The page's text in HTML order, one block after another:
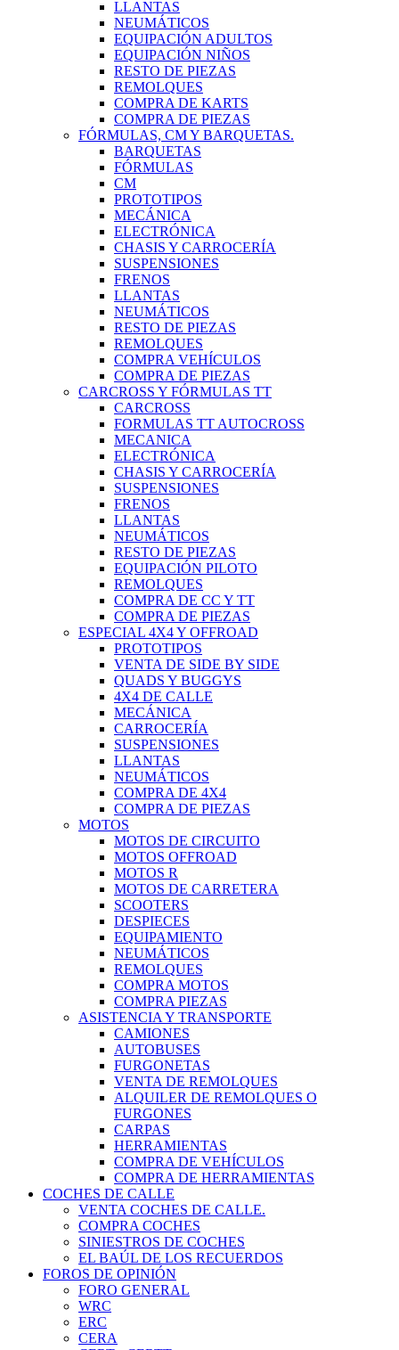
LLANTAS
NEUMÁTICOS
EQUIPACIÓN ADULTOS
EQUIPACIÓN NIÑOS
RESTO DE PIEZAS
REMOLQUES
COMPRA DE KARTS
COMPRA DE PIEZAS
FÓRMULAS, CM Y BARQUETAS.
BARQUETAS
FÓRMULAS
CM
PROTOTIPOS
MECÁNICA
ELECTRÓNICA
CHASIS Y CARROCERÍA
SUSPENSIONES
FRENOS
LLANTAS
NEUMÁTICOS
RESTO DE PIEZAS
REMOLQUES
COMPRA VEHÍCULOS
COMPRA DE PIEZAS
CARCROSS Y FÓRMULAS TT
CARCROSS
FORMULAS TT AUTOCROSS
MECANICA
ELECTRÓNICA
CHASIS Y CARROCERÍA
SUSPENSIONES
FRENOS
LLANTAS
NEUMÁTICOS
RESTO DE PIEZAS
EQUIPACIÓN PILOTO
REMOLQUES
COMPRA DE CC Y TT
COMPRA DE PIEZAS
ESPECIAL 4X4 Y OFFROAD
PROTOTIPOS
VENTA DE SIDE BY SIDE
QUADS Y BUGGYS
4X4 DE CALLE
MECÁNICA
CARROCERÍA
SUSPENSIONES
LLANTAS
NEUMÁTICOS
COMPRA DE 4X4
COMPRA DE PIEZAS
MOTOS
MOTOS DE CIRCUITO
MOTOS OFFROAD
MOTOS R
MOTOS DE CARRETERA
SCOOTERS
DESPIECES
EQUIPAMIENTO
NEUMÁTICOS
REMOLQUES
COMPRA MOTOS
COMPRA PIEZAS
ASISTENCIA Y TRANSPORTE
CAMIONES
AUTOBUSES
FURGONETAS
VENTA DE REMOLQUES
ALQUILER DE REMOLQUES O
FURGONES
CARPAS
HERRAMIENTAS
COMPRA DE VEHÍCULOS
COMPRA DE HERRAMIENTAS
COCHES DE CALLE
VENTA COCHES DE CALLE.
COMPRA COCHES
SINIESTROS DE COCHES
EL BAÚL DE LOS RECUERDOS
FOROS DE OPINIÓN
FORO GENERAL
WRC
ERC
CERA